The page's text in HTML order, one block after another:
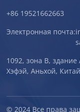
+86 19521662663
Электронная почта:
1092, зона B,
Хэфэй, Аньхой, Китай
© 2024 Все права